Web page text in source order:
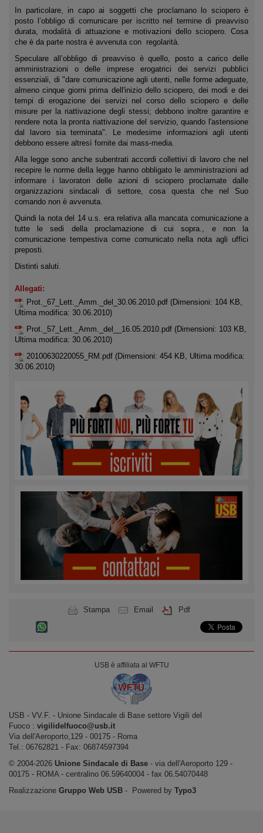
In particolare, in capo ai soggetti che proclamano lo sciopero è
posto l’obbligo di comunicare per iscritto nel termine di preavviso
durata, modalità di attuazione e motivazioni dello sciopero. Cosa
che è da parte nostra è avvenuta con regolarità.
Speculare all’obbligo di preavviso è quello, posto a carico delle
amministrazioni o delle imprese erogatrici dei servizi pubblici
essenziali, di "dare comunicazione agli utenti, nelle forme adeguate,
almeno cinque giorni prima dell'inizio dello sciopero, dei modi e dei
tempi di erogazione dei servizi nel corso dello sciopero e delle
misure per la riattivazione degli stessi; debbono inoltre garantire e
rendere nota la pronta riattivazione del servizio, quando l'astensione
dal lavoro sia terminata". Le medesime informazioni agli utenti
debbono essere altresì fornite dai mass-media.
Alla legge sono anche subentrati accordi collettivi di lavoro che nel
recepire le norme della legge hanno obbligato le amministrazioni ad
informare i lavoratori delle azioni di sciopero proclamate dalle
organizzazioni sindacali di settore, cosa questa che nel Suo
comando non è avvenuta.
Quindi la nota del 14 u.s. era relativa alla mancata comunicazione a
tutte le sedi della proclamazione di cui sopra., e non la
comunicazione tempestiva come comunicato nella nota agli uffici
preposti.
Distinti saluti.
Allegati:
Prot._67_Lett._Amm._del_30.06.2010.pdf (Dimensioni: 104 KB,
Ultima modifica: 30.06.2010)
Prot._57_Lett._Amm._del__16.05.2010.pdf (Dimensioni: 103 KB,
Ultima modifica: 30.06.2010)
20100630220055_RM.pdf (Dimensioni: 454 KB, Ultima modifica:
30.06.2010)
Stampa Email Pdf
USB è affiliata al WFTU
USB ‐ VV.F. - Unione Sindacale di Base settore Vigili del
Fuoco : vigilidelfuoco@usb.it
Via dell'Aeroporto,129 ‐ 00175 ‐ Roma
Tel.: 06762821 ‐ Fax: 06874597394
© 2004-2026 Unione Sindacale di Base ‐ via dell'Aeroporto 129 -
00175 - ROMA - centralino 06.59640004 - fax 06.54070448
Realizzazione Gruppo Web USB ‐ Powered by Typo3